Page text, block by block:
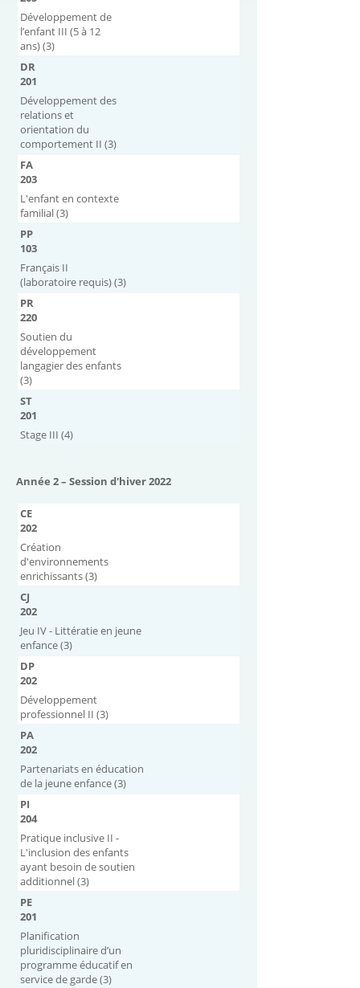
Développement de
l’enfant III (5 à 12
ans) (3)
DR
201
Développement des
relations et
orientation du
comportement II (3)
FA
203
L'enfant en contexte
familial (3)
PP
103
Français II
(laboratoire requis) (3)
PR
220
Soutien du
développement
langagier des enfants
(3)
ST
201
Stage III (4)
Année 2 – Session d'hiver 2022
CE
202
Création
d'environnements
enrichissants (3)
CJ
202
Jeu IV - Littératie en jeune
enfance (3)
DP
202
Développement
professionnel II (3)
PA
202
Partenariats en éducation
de la jeune enfance (3)
PI
204
Pratique inclusive II -
L'inclusion des enfants
ayant besoin de soutien
additionnel (3)
PE
201
Planification
pluridisciplinaire d’un
programme éducatif en
service de garde (3)